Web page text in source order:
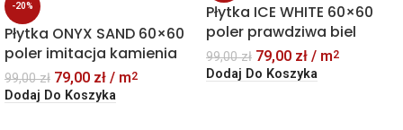
-20%
Płytka ONYX SAND 60×60
poler imitacja kamienia
99,00zł 79,00 zł / m2
Dodaj Do Koszyka
Płytka ICE WHITE 60×60
poler prawdziwa biel
99,00zł 79,00 zł / m2
Dodaj Do Koszyka